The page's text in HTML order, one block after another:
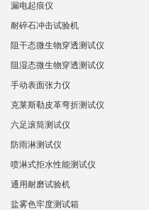
漏电起痕仪
耐碎石冲击试验机
阻干态微生物穿透测试仪
阻湿态微生物穿透测试仪
手动表面张力仪
克莱斯勒皮革弯折测试仪
六足滚筒测试仪
防雨淋测试仪
喷淋式拒水性能测试仪
通用耐磨试验机
盐雾色牢度测试箱